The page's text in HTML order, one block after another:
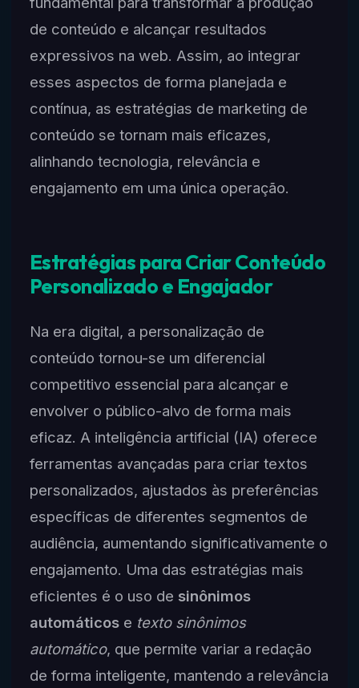
de conteúdo e alcançar resultados
expressivos na web. Assim, ao integrar
esses aspectos de forma planejada e
contínua, as estratégias de marketing de
conteúdo se tornam mais eficazes,
alinhando tecnologia, relevância e
engajamento em uma única operação.
Estratégias para Criar Conteúdo
Personalizado e Engajador
Na era digital, a personalização de
conteúdo tornou-se um diferencial
competitivo essencial para alcançar e
envolver o público-alvo de forma mais
eficaz. A inteligência artificial (IA) oferece
ferramentas avançadas para criar textos
personalizados, ajustados às preferências
específicas de diferentes segmentos de
audiência, aumentando significativamente o
engajamento. Uma das estratégias mais
eficientes é o uso de sinônimos
automáticose texto sinônimos
automático, que permite variar a redação
de forma inteligente, mantendo a relevância